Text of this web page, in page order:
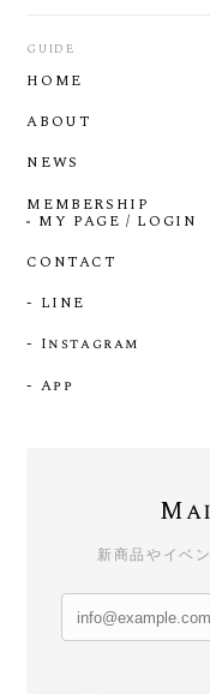
GUIDE
HOME
ABOUT
NEWS
MEMBERSHIP
MY PAGE / LOGIN
CONTACT
- LINE
- Instagram
- App
新商品やイベ